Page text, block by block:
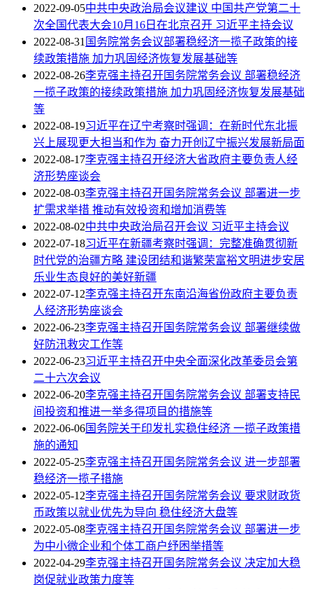
2022-09-05中共中央政治局会议建议 中国共产党第二十
次全国代表大会10月16日在北京召开 习近平主持会议
2022-08-31 国务院常务会议部署稳经济一揽子政策的接
续政策措施 加力巩固经济恢复发展基础等
2022-08-26李克强主持召开国务院常务会议 部署稳经济
一揽子政策的接续政策措施 加力巩固经济恢复发展基础
等
2022-08-19习近平在辽宁考察时强调：在新时代东北振
兴上展现更大担当和作为 奋力开创辽宁振兴发展新局面
2022-08-17李克强主持召开经济大省政府主要负责人经
济形势座谈会
2022-08-03李克强主持召开国务院常务会议 部署进一步
扩需求举措 推动有效投资和增加消费等
2022-08-02中共中央政治局召开会议 习近平主持会议
2022-07-18习近平在新疆考察时强调：完整准确贯彻新
时代党的治疆方略 建设团结和谐繁荣富裕文明进步安居
乐业生态良好的美好新疆
2022-07-12李克强主持召开东南沿海省份政府主要负责
人经济形势座谈会
2022-06-23李克强主持召开国务院常务会议 部署继续做
好防汛救灾工作等
2022-06-23习近平主持召开中央全面深化改革委员会第
二十六次会议
2022-06-20李克强主持召开国务院常务会议 部署支持民
间投资和推进一举多得项目的措施等
2022-06-06国务院关于印发扎实稳住经济 一揽子政策措
施的通知
2022-05-25李克强主持召开国务院常务会议 进一步部署
稳经济一揽子措施
2022-05-12李克强主持召开国务院常务会议 要求财政货
币政策以就业优先为导向 稳住经济大盘等
2022-05-08李克强主持召开国务院常务会议 部署进一步
为中小微企业和个体工商户纾困举措等
2022-04-29李克强主持召开国务院常务会议 决定加大稳
岗促就业政策力度等